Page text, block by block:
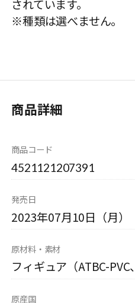
されています。
※種類は選べません。
商品詳細
商品コード
4521121207391
発売日
2023年07月10日（月
原材料・素材
フィギュア（ATBC-PVC
原産国